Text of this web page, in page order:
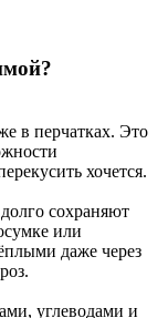
в перчатках. Это
хочется.
сохраняют
или
даже через
углеводами и